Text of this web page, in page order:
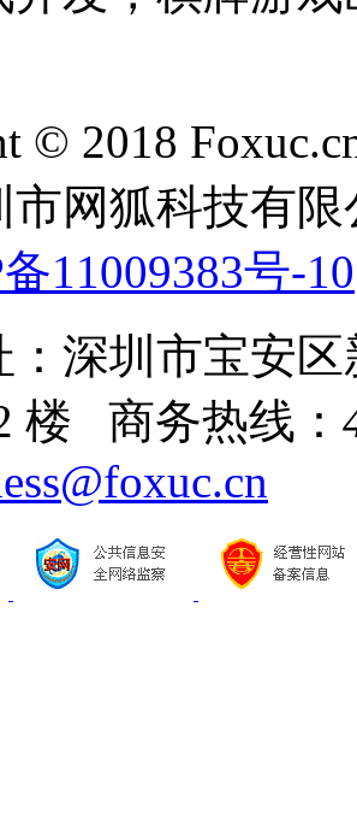
© 2018
市网狐科技有限
11009383号-10
：深圳市宝安
楼 商务热线：